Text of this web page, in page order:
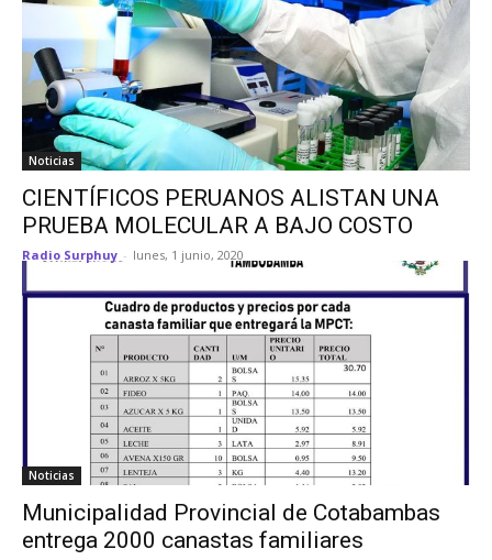
Noticias
CIENTÍFICOS PERUANOS ALISTAN UNA
PRUEBA MOLECULAR A BAJO COSTO
Radio Surphuy - lunes, 1 junio, 2020
Noticias
Municipalidad Provincial de Cotabambas
entrega 2000 canastas familiares